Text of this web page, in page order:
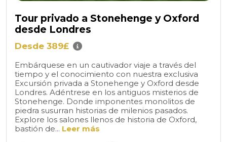
Tour privado a Stonehenge y Oxford
desde Londres
Desde 389£
Embárquese en un cautivador viaje a través del
tiempo y el conocimiento con nuestra exclusiva
Excursión privada a Stonehenge y Oxford desde
Londres. Adéntrese en los antiguos misterios de
Stonehenge. Donde imponentes monolitos de
piedra susurran historias de milenios pasados.
Explore los salones llenos de historia de Oxford,
bastión de... Leer más